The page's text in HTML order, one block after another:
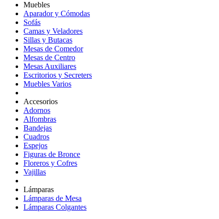
Muebles
Aparador y Cómodas
Sofás
Camas y Veladores
Sillas y Butacas
Mesas de Comedor
Mesas de Centro
Mesas Auxiliares
Escritorios y Secreters
Muebles Varios
Accesorios
Adornos
Alfombras
Bandejas
Cuadros
Espejos
Figuras de Bronce
Floreros y Cofres
Vajillas
Lámparas
Lámparas de Mesa
Lámparas Colgantes